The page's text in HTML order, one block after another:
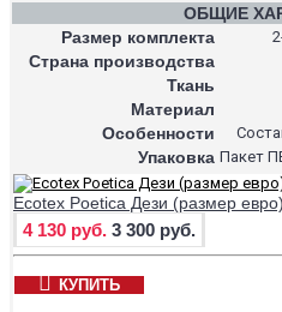
ОБЩИЕ
Размер комплекта
Страна производства
Ткань
Материал
Особенности
Упаковка Пакет
Ecotex Poetica Дези (размер евро)
4 130 руб. 3 300 руб.
КУПИТЬ